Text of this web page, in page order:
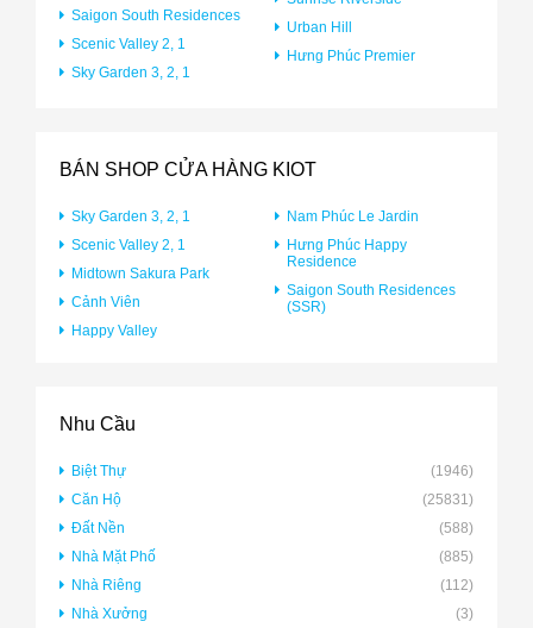
Saigon South Residences
Scenic Valley 2, 1
Sky Garden 3, 2, 1
Urban Hill
Hưng Phúc Premier
BÁN SHOP CỬA HÀNG KIOT
Sky Garden 3, 2, 1
Scenic Valley 2, 1
Midtown Sakura Park
Cảnh Viên
Happy Valley
Nam Phúc Le Jardin
Hưng Phúc Happy
Residence
Saigon South Residences
(SSR)
Nhu Cầu
Biệt Thự
(1946)
Căn Hộ
(25831)
Đất Nền
(588)
Nhà Mặt Phố
(885)
Nhà Riêng
(112)
Nhà Xưởng
(3)